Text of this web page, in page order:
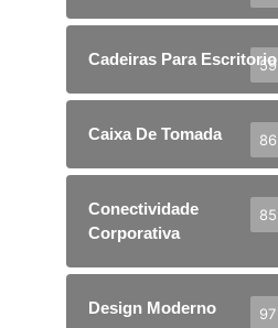
Cadeiras Para Escritorio
59
Caixa De Tomada 86
Conectividade
Corporativa
85
Design Moderno 97